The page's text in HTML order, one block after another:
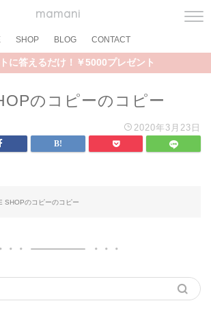
mamani
SHOP BLOG CONTACT
に答えるだけ！￥5000プレゼント
のコピーのコピー
2020年3月23日
SHOPのコピーのコピー